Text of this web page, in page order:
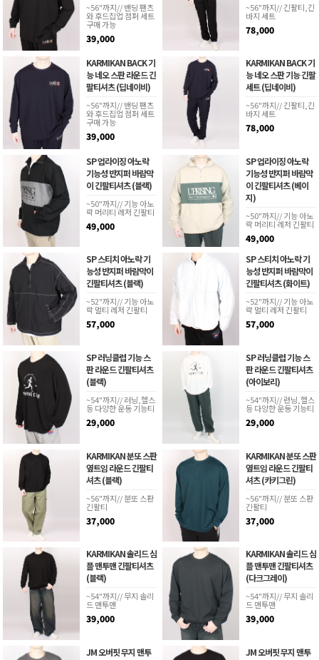
~56"까지// 밴딩 팬츠
와 후드집업 점퍼 세트
구매 가능
39,000
~56"까지// 긴팔티,긴
바지 세트
78,000
KARMIKAN BACK 기
능 네오 스판 라운드 긴
팔티셔츠 (딥네이비)
~56"까지// 밴딩 팬츠
와 후드집업 점퍼 세트
구매 가능
39,000
KARMIKAN BACK 기
능 네오 스판 기능 긴팔
세트 (딥네이비)
~56"까지// 긴팔티,긴
바지 세트
78,000
SP 업라이징 아노락
기능성 반지퍼 바람막
이 긴팔티셔츠 (블랙)
~50"까지// 기능 아노
락 머리티 레저 긴팔티
49,000
SP 업라이징 아노락
기능성 반지퍼 바람막
이 긴팔티셔츠 (베이
지)
~50"까지// 기능 아노
락 머리티 레저 긴팔티
49,000
SP 스티치 아노락 기
능성 반지퍼 바람막이
긴팔티셔츠 (블랙)
~52"까지// 기능 아노
락 멀티 레저 긴팔티
57,000
SP 스티치 아노락 기
능성 반지퍼 바람막이
긴팔티셔츠 (화이트)
~52"까지// 기능 아노
락 멀티 레저 긴팔티
57,000
SP 러닝클럽 기능 스
판 라운드 긴팔티셔츠
(블랙)
~54"까지// 러닝,헬스
등 다양한 운동 기능티
29,000
SP 러닝클럽 기능 스
판 라운드 긴팔티셔츠
(아이보리)
~54"까지// 런닝,헬스
등 다양한 운동 기능티
29,000
KARMIKAN 분또 스판
옆트임 라운드 긴팔티
셔츠 (블랙)
~56"까지// 분또 스판
긴팔티
37,000
KARMIKAN 분또 스판
옆트임 라운드 긴팔티
셔츠 (카키그린)
~56"까지// 분또 스판
긴팔티
37,000
KARMIKAN 솔리드 심
플 맨투맨 긴팔티셔츠
(블랙)
~54"까지// 무지 솔리
드 맨투맨
39,000
KARMIKAN 솔리드 심
플 맨투맨 긴팔티셔츠
(다크그레이)
~54"까지// 무지 솔리
드 맨투맨
39,000
JM 오버핏 무지 맨투
JM 오버핏 무지 맨투